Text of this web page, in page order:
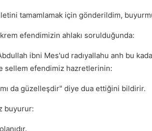
tamamlamak için gönderildim,
efendimizin ahlakı sorulduğunda:
ibni Mes'ud radıyallahu anh bu
sellem efendimiz hazretlerinin:
da güzelleşdir" diye dua ettiğini bildirir.
buyurur: